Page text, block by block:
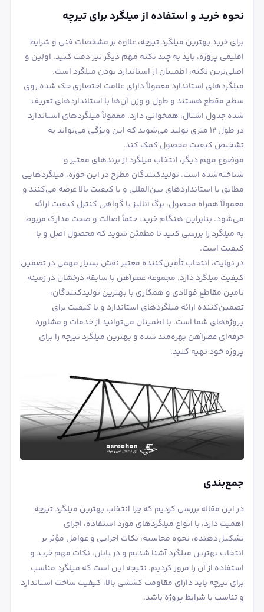
نحوه خرید و استفاده از میلگرد برای تیرچه
برای خرید بهترین میلگرد تیرچه، علاوه بر مشخصات فنی و شرایط
اقلیمی پروژه، باید به چند نکته مهم دیگر نیز دقت کنید. اولین و
اصلی‌ترین نکته، اطمینان از استاندارد بودن میلگرد است.
میلگردهای استاندارد معمولاً دارای علامت اختصاری حک شده روی
سطح مقطع هستند و طول و وزن آن‌ها با استانداردهای تعریف‌
شده جدول اشتال، همخوانی دارد. معمولاً میلگردهای استاندارد
در طول ۱۲ متری تولید می‌شوند که این ویژگی می‌تواند به
تشخیص کیفیت محصول کمک کند.
موضوع مهم دیگر، انتخاب میلگرد از برندهای معتبر و
شناخته‌شده است. تولیدکنندگان مطرح در این حوزه، میلگردهایی
مطابق با استانداردهای بین‌المللی و با کیفیت بالا عرضه می‌کنند و
معمولاً همراه محصول، برگ آنالیز یا گواهی کنترل کیفیت ارائه
می‌شود. بنابراین هنگام خرید، حتماً اصالت و صحت مدارک مربوط
به میلگرد را بررسی کنید تا مطمئن شوید که محصول اصل و با
کیفیت است.
در نهایت، انتخاب تأمین‌کننده معتبر نقش بسیار مهمی در تضمین
کیفیت میلگرد دارد. مجموعه عصرآهن با سابقه درخشان در زمینه
تامین مقاطع فولادی و همکاری با بهترین تولیدکنندگان،
تضمین‌کننده ارائه میلگردهای استاندارد و با کیفیت برای
پروژه‌های شما است. با اطمینان می‌توانید از خدمات و مشاوره
حرفه‌ای عصرآهن بهره‌مند شده و بهترین میلگرد تیرچه را برای
پروژه خود تهیه کنید.
جمع‌بندی
در این مقاله بررسی کردیم که چرا انتخاب بهترین میلگرد تیرچه
اهمیت دارد، با انواع میلگردهای مورد استفاده، اجزای
تشکیل‌دهنده، نحوه محاسبه، نکات اجرایی و عوامل مؤثر بر
انتخاب بهترین میلگرد آشنا شدیم و در پایان، نکات مهم خرید و
استفاده از آن را مرور کردیم. نتیجه این است که میلگرد مناسب
برای تیرچه باید دارای مقاومت کششی بالا، کیفیت ساخت استاندارد
و تناسب با شرایط پروژه باشد.